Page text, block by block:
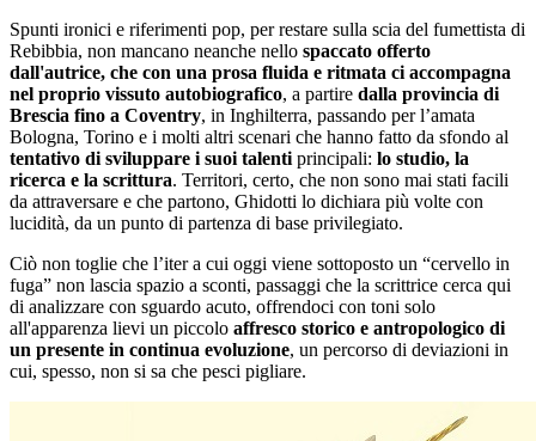
Spunti ironici e riferimenti pop, per restare sulla scia del fumettista di
Rebibbia, non mancano neanche nello spaccato offerto
dall'autrice, che con una prosa fluida e ritmata ci accompagna
nel proprio vissuto autobiografico, a partire dalla provincia di
Brescia fino a Coventry, in Inghilterra, passando per l’amata
Bologna, Torino e i molti altri scenari che hanno fatto da sfondo al
tentativo di sviluppare i suoi talenti principali: lo studio, la
ricerca e la scrittura. Territori, certo, che non sono mai stati facili
da attraversare e che partono, Ghidotti lo dichiara più volte con
lucidità, da un punto di partenza di base privilegiato.
Ciò non toglie che l’iter a cui oggi viene sottoposto un “cervello in
fuga” non lascia spazio a sconti, passaggi che la scrittrice cerca qui
di analizzare con sguardo acuto, offrendoci con toni solo
all'apparenza lievi un piccolo affresco storico e antropologico di
un presente in continua evoluzione, un percorso di deviazioni in
cui, spesso, non si sa che pesci pigliare.